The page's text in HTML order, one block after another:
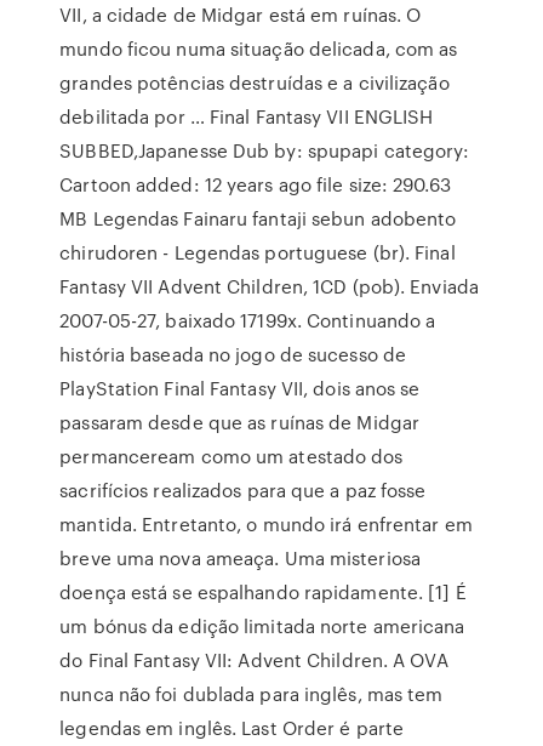
VII, a cidade de Midgar está em ruínas. O
mundo ficou numa situação delicada, com as
grandes potências destruídas e a civilização
debilitada por … Final Fantasy VII ENGLISH
SUBBED,Japanesse Dub by: spupapi category:
Cartoon added: 12 years ago file size: 290.63
MB Legendas Fainaru fantaji sebun adobento
chirudoren - Legendas portuguese (br). Final
Fantasy VII Advent Children, 1CD (pob). Enviada
2007-05-27, baixado 17199x. Continuando a
história baseada no jogo de sucesso de
PlayStation Final Fantasy VII, dois anos se
passaram desde que as ruínas de Midgar
permanceream como um atestado dos
sacrifícios realizados para que a paz fosse
mantida. Entretanto, o mundo irá enfrentar em
breve uma nova ameaça. Uma misteriosa
doença está se espalhando rapidamente. [1] É
um bónus da edição limitada norte americana
do Final Fantasy VII: Advent Children. A OVA
nunca não foi dublada para inglês, mas tem
legendas em inglês. Last Order é parte